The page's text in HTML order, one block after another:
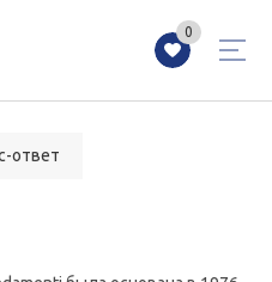
0
ответ